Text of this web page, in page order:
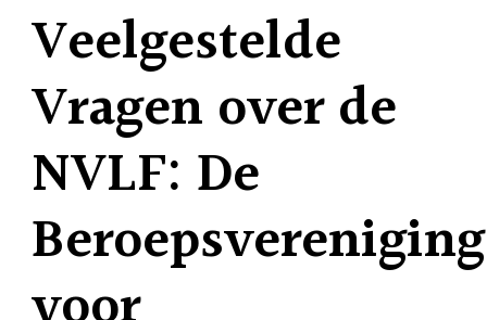
Veelgestelde
Vragen over de
NVLF: De
Beroepsvereniging